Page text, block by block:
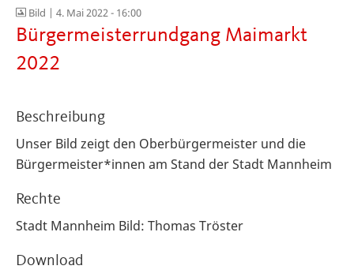
Bild | 4. Mai 2022 - 16:00
Bürgermeisterrundgang Maimarkt
2022
Beschreibung
Unser Bild zeigt den Oberbürgermeister und die
Bürgermeister*innen am Stand der Stadt Mannheim
Rechte
Stadt Mannheim Bild: Thomas Tröster
Download